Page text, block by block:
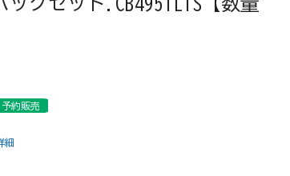
予約販売
細